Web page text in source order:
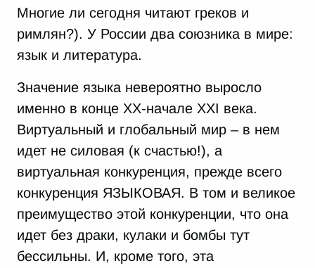
Многие ли сегодня читают греков и
римлян?). У России два союзника в мире:
язык и литература.
Значение языка невероятно выросло
именно в конце ХХ-начале XXI века.
Виртуальный и глобальный мир – в нем
идет не силовая (к счастью!), а
виртуальная конкуренция, прежде всего
конкуренция ЯЗЫКОВАЯ. В том и великое
преимущество этой конкуренции, что она
идет без драки, кулаки и бомбы тут
бессильны. И, кроме того, эта